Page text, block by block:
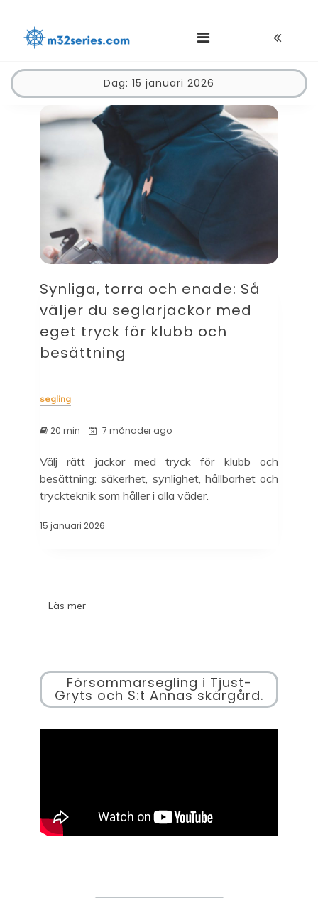
content
M32series.com
Dag: 15 januari 2026
Synliga, torra och enade: Så
väljer du seglarjackor med
eget tryck för klubb och
besättning
segling
20 min 7 månader ago
Välj rätt jackor med tryck för klubb och
besättning: säkerhet, synlighet, hållbarhet och
tryckteknik som håller i alla väder.
15 januari 2026
Läs mer
Försommarsegling i Tjust-
Gryts och S:t Annas skärgård.